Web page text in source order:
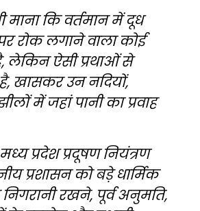
माना कि वर्तमान में दूध
रोक लगाने वाला कोई
लेकिन ऐसी प्रथाओं से
खासकर उन नदियों,
में जहां पानी का प्रवाह
प्रदेश प्रदूषण नियंत्रण
प्रशासन को बड़े धार्मिक
रखने, पूर्व अनुमति,